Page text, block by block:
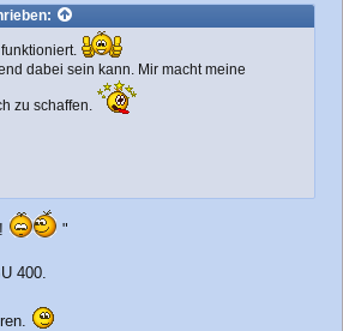
dabei sein kann. Mir macht meine
zu schaffen.
"
400.